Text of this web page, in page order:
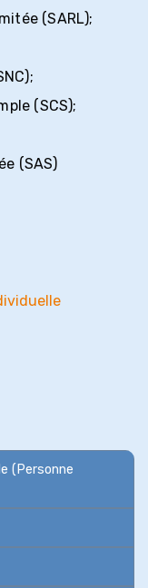
(SARL);
(SCS);
(SAS)
(Personne